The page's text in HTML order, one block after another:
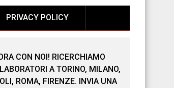
PRIVACY POLICY
CON NOI! RICERCHIAMO
A TORINO, MILANO,
ROMA, FIRENZE. INVIA UNA